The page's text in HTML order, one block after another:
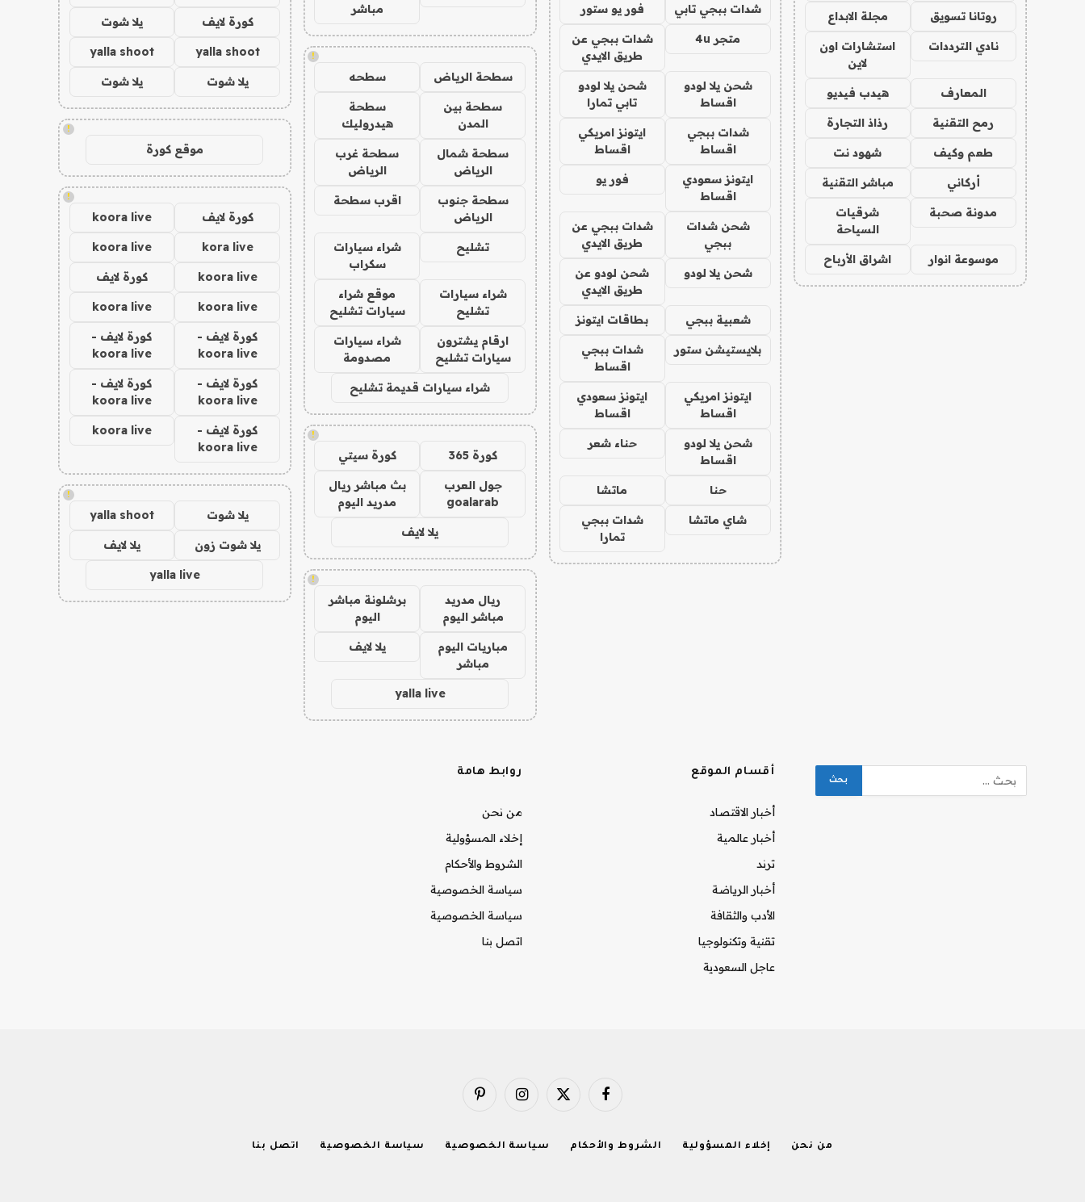
روتانا تسويق مجلة الابداع
نادي الترددات
استشارات اون
لاين
المعارف هيدب فيديو
رمح التقنية رذاذ التجارة
طعم وكيف شهود نت
أركاني مباشر التقنية
مدونة صحبة
شرقيات
السياحة
موسوعة انوار اشراق الأرباح
شدات ببجي تابي فور يو ستور
متجر 4u
شدات ببجي عن
طريق الايدي
شحن يلا لودو
اقساط
شحن يلا لودو
تابي تمارا
شدات ببجي
اقساط
ايتونز امريكي
اقساط
ايتونز سعودي
اقساط
فور يو
شحن شدات
ببجي
شدات ببجي عن
طريق الايدي
شحن يلا لودو
شحن لودو عن
طريق الايدي
شعبية ببجي بطاقات ايتونز
بلايستيشن ستور
شدات ببجي
اقساط
ايتونز امريكي
اقساط
ايتونز سعودي
اقساط
شحن يلا لودو
اقساط
حناء شعر
حنا ماتشا
شاي ماتشا
شدات ببجي
تمارا
مباشر
!
سطحة الرياض سطحه
سطحة بين
المدن
سطحة
هيدروليك
سطحة شمال
الرياض
سطحة غرب
الرياض
سطحة جنوب
الرياض
اقرب سطحة
تشليح
شراء سيارات
سكراب
شراء سيارات
تشليح
موقع شراء
سيارات تشليح
ارقام يشترون
سيارات تشليح
شراء سيارات
مصدومة
شراء سيارات قديمة تشليح
!
كورة 365 كورة سيتي
جول العرب
goalarab
بث مباشر ريال
مدريد اليوم
يلا لايف
!
ريال مدريد
مباشر اليوم
برشلونة مباشر
اليوم
مباريات اليوم
مباشر
يلا لايف
yalla live
كورة لايف يلا شوت
yalla shoot
yalla shoot
يلا شوت يلا شوت
!
موقع كورة
!
كورة لايف koora live
kora live
koora live
koora live كورة لايف
koora live
koora live
كورة لايف -
koora live
كورة لايف -
koora live
كورة لايف -
koora live
كورة لايف -
koora live
كورة لايف -
koora live
koora live
!
يلا شوت yalla shoot
يلا شوت زون يلا لايف
yalla live
أقسام الموقع
أخبار الاقتصاد
أخبار عالمية
ترند
أخبار الرياضة
الأدب والثقافة
تقنية وتكنولوجيا
عاجل السعودية
روابط هامة
من نحن
إخلاء المسؤولية
الشروط والأحكام
سياسة الخصوصية
سياسة الخصوصية
اتصل بنا
فيسبوك X
الانستغرامبينتيريست
من نحن إخلاء المسؤولية الشروط والأحكام سياسة الخصوصية سياسة الخصوصية اتصل بنا